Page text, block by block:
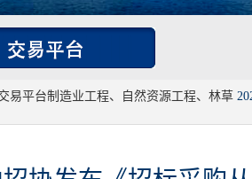
易平台制造业工程、自然资源工程、林草